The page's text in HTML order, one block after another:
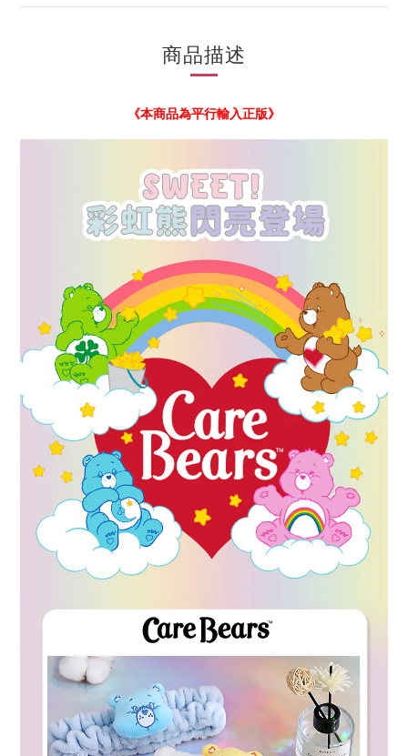
商品描述
《本商品為平行輸入正版》